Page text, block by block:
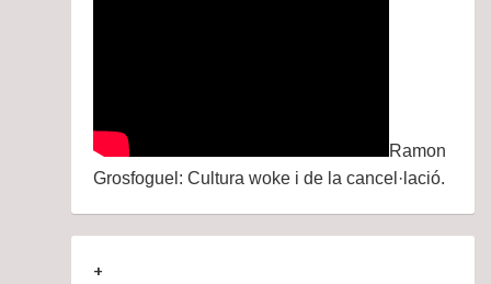
Ramon
Grosfoguel: Cultura woke i de la cancel·lació.
+